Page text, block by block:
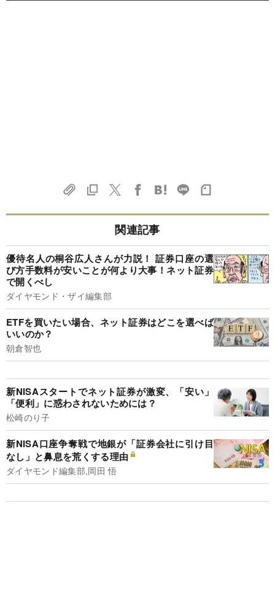
関連記事
優待名人の桐谷広人さんが力説！ 証券口座の選
び方手数料が安いことが何より大事！ネット証券
で開くべし
ダイヤモンド・ザイ編集部
ETFを買いたい場合、ネット証券はどこを選べば
いいのか？
朝倉智也
新NISAスタートでネット証券が激変、「安い」
「便利」に惑わされないためには？
松崎のり子
新NISA口座争奪戦で地銀が「証券会社に引け目
なし」と鼻息を荒くする理由
ダイヤモンド編集部,岡田 悟